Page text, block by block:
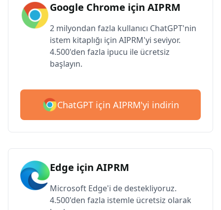
Google Chrome için AIPRM
2 milyondan fazla kullanıcı ChatGPT'nin
istem kitaplığı için AIPRM'yi seviyor.
4.500'den fazla ipucu ile ücretsiz
başlayın.
ChatGPT için AIPRM'yi indirin
Edge için AIPRM
Microsoft Edge'i de destekliyoruz.
4.500'den fazla istemle ücretsiz olarak